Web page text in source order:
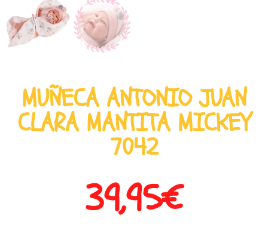
MUÑECA ANTONIO JUAN
CLARA MANTITA MICKEY
7042
39,95€